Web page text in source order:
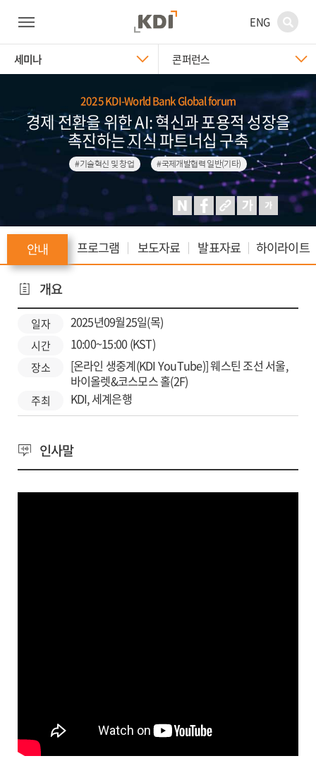
ENG
세미나 콘퍼런스
2025 KDI-World Bank Global forum
경제 전환을 위한 AI: 혁신과 포용적 성장을
촉진하는 지식 파트너십 구축
#기술혁신 및 창업 #국제개발협력 일반(기타)
안내 프로그램 보도자료 발표자료 하이라이트
개요
일자 2025년09월25일(목)
시간 10:00~15:00 (KST)
장소
[온라인 생중계(KDI YouTube)] 웨스틴 조선 서울,
바이올렛&코스모스 홀(2F)
주최 KDI, 세계은행
인사말